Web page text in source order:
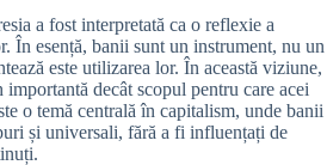
a fost interpretată ca o reflexie a
În esență, banii sunt un instrument, nu un
este utilizarea lor. În această viziune,
decât scopul pentru care acei
o temă centrală în capitalism, unde banii
și universali, fără a fi influențați de